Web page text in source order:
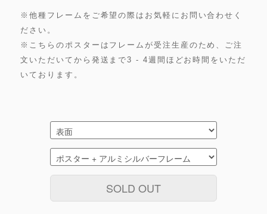
※他種フレームをご希望の際はお気軽にお問い合わせく
ださい。
※こちらのポスターはフレームが受注生産のため、ご注
文いただいてから発送まで3 - 4週間ほどお時間をいただ
いております。
SOLD OUT